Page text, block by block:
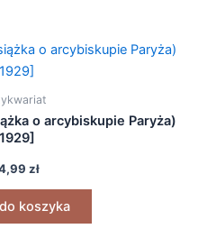
o arcybiskupie Paryża)
zł
koszyka